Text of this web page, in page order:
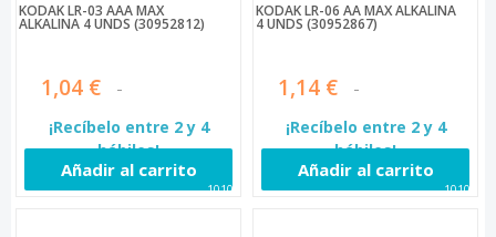
KODAK LR-03 AAA MAX
ALKALINA 4 UNDS (30952812)
1,04 €
¡Recíbelo entre 2 y 4
hábiles!
Añadir al carrito
10106
KODAK LR-06 AA MAX ALKALINA
4 UNDS (30952867)
1,14 €
¡Recíbelo entre 2 y 4
hábiles!
Añadir al carrito
10107